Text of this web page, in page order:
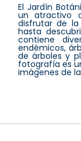
El Jardín
un atractivo
disfrutar de
hasta
contiene
endémicos,
de árboles y
fotografía es
imágenes de